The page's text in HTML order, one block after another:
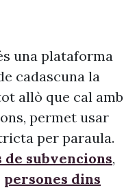
una plataforma
cadascuna la
allò que cal amb
permet usar
per paraula.
subvencions,
persones dins